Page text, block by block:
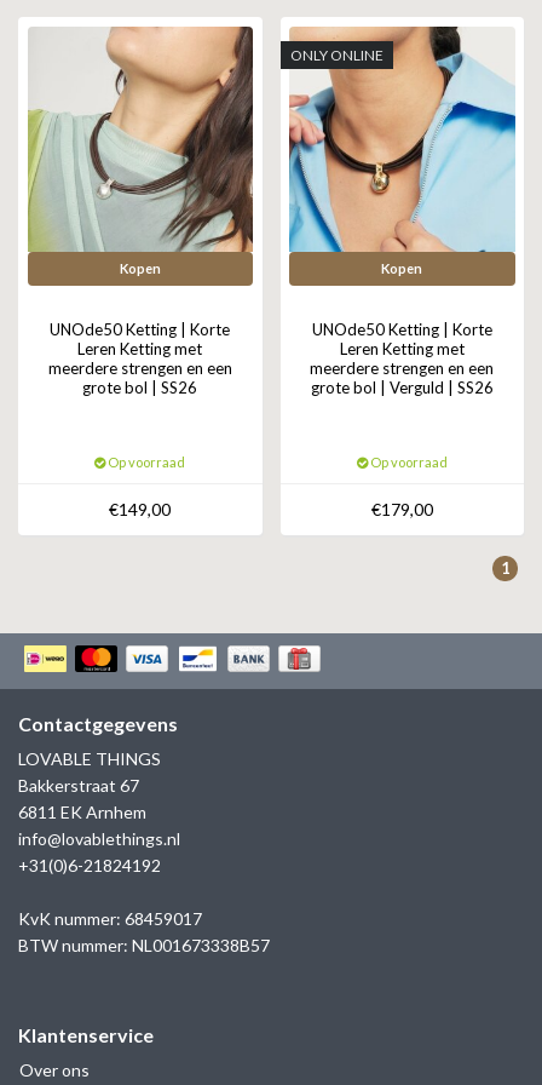
YMALA
REBEL & ROSE
SILK | SALE
KARMA
KAPTEN & SON
SER INTREPIDA | SS25
HORLOGE
SALE
CADEAU MAN
CADEAUTJES TOT € 50
CADEAUTJES TOT € 100
CADEAUTJES VANAF € 100
Kopen
UNOde50 Ketting | Korte
Leren Ketting met
meerdere strengen en een
grote bol | SS26
Op voorraad
€149,00
ONLY ONLINE
Kopen
UNOde50 Ketting | Korte
Leren Ketting met
meerdere strengen en een
grote bol | Verguld | SS26
Op voorraad
€179,00
1
Contactgegevens
LOVABLE THINGS
Bakkerstraat 67
6811 EK Arnhem
info@lovablethings.nl
+31(0)6-21824192
KvK nummer: 68459017
BTW nummer: NL001673338B57
Klantenservice
Over ons